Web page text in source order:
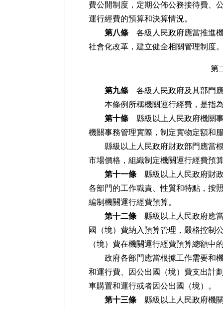
費公開制度，定期公佈公務接待費、
運行經費的預算和決算情況。
第八條各級人民政府應當推進機
社會化改革，建立健全相關管理制度
第
第九條各級人民政府及其部門應
本條例所稱機關運行經費，是指為
第十條縣級以上人民政府機關事
機關事務管理實際，制定實物定額和
縣級以上人民政府財政部門應當根
市場價格，組織制定機關運行經費預
第十一條縣級以上人民政府財政
各部門的工作職責、性質和特點，按
編制機關運行經費預算。
第十二條縣級以上人民政府應當
國（境）費納入預算管理，嚴格控制
（境）費在機關運行經費預算總額中
政府各部門應當根據工作需要和機
和運行費、因公出國（境）費支出計
車購置和運行或者因公出國（境）。
第十三條縣級以上人民政府機關